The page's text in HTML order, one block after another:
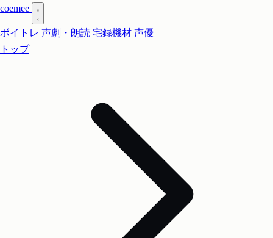
coemee
ボイトレ 声劇・朗読 宅録機材 声優
トップ